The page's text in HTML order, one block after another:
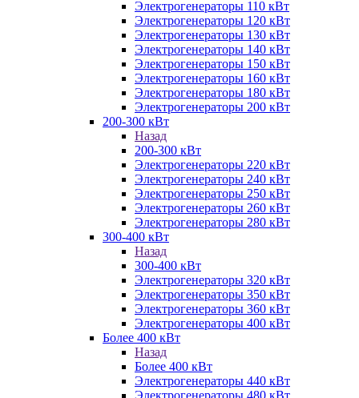
Электрогенераторы 110 кВт
Электрогенераторы 120 кВт
Электрогенераторы 130 кВт
Электрогенераторы 140 кВт
Электрогенераторы 150 кВт
Электрогенераторы 160 кВт
Электрогенераторы 180 кВт
Электрогенераторы 200 кВт
200-300 кВт
Назад
200-300 кВт
Электрогенераторы 220 кВт
Электрогенераторы 240 кВт
Электрогенераторы 250 кВт
Электрогенераторы 260 кВт
Электрогенераторы 280 кВт
300-400 кВт
Назад
300-400 кВт
Электрогенераторы 320 кВт
Электрогенераторы 350 кВт
Электрогенераторы 360 кВт
Электрогенераторы 400 кВт
Более 400 кВт
Назад
Более 400 кВт
Электрогенераторы 440 кВт
Электрогенераторы 480 кВт